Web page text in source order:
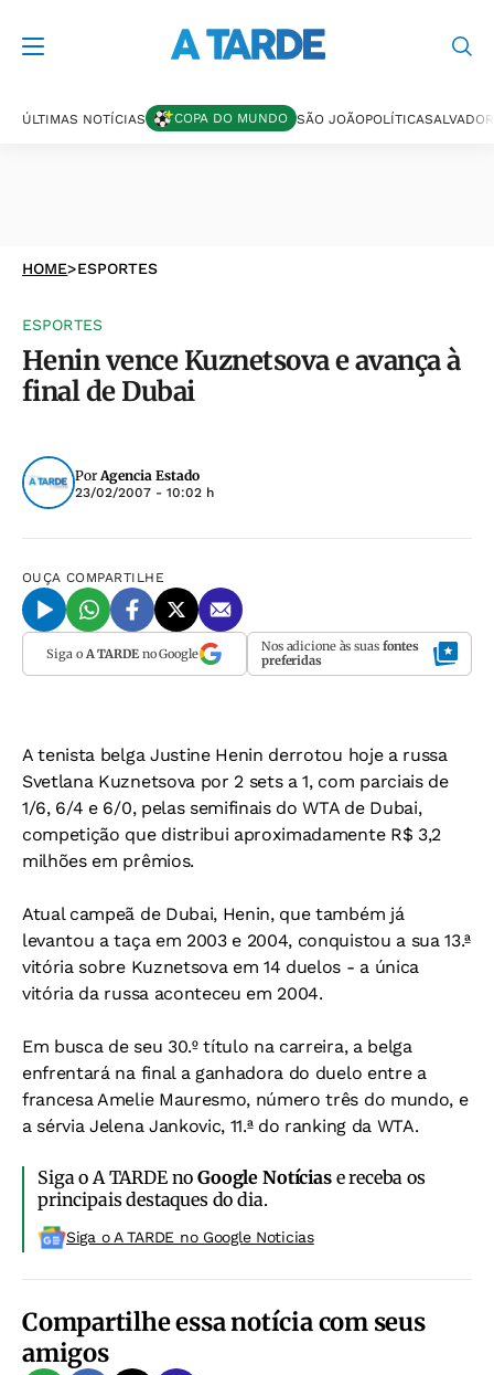
ÚLTIMAS NOTÍCIAS COPA DO MUNDO SÃO JOÃOPOLÍTICASALVADOR
HOME>ESPORTES
ESPORTES
Henin vence Kuznetsova e avança à
final de Dubai
PorAgencia Estado
23/02/2007 - 10:02 h
OUÇA COMPARTILHE
Siga o A TARDEno Google Nos adicione às suas fontes
preferidas
A tenista belga Justine Henin derrotou hoje a russa
Svetlana Kuznetsova por 2 sets a 1, com parciais de
1/6, 6/4 e 6/0, pelas semifinais do WTA de Dubai,
competição que distribui aproximadamente R$ 3,2
milhões em prêmios.
Atual campeã de Dubai, Henin, que também já
levantou a taça em 2003 e 2004, conquistou a sua 13.ª
vitória sobre Kuznetsova em 14 duelos - a única
vitória da russa aconteceu em 2004.
Em busca de seu 30.º título na carreira, a belga
enfrentará na final a ganhadora do duelo entre a
francesa Amelie Mauresmo, número três do mundo, e
a sérvia Jelena Jankovic, 11.ª do ranking da WTA.
Siga o A TARDE noGoogle Notíciase receba os
principais destaques do dia.
Siga o A TARDE no Google Noticias
Compartilhe essa notícia com seus
amigos